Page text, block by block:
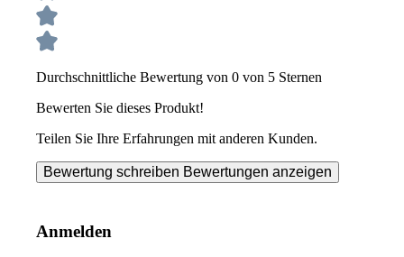
Durchschnittliche Bewertung von 0 von 5 Sternen
Bewerten Sie dieses Produkt!
Teilen Sie Ihre Erfahrungen mit anderen Kunden.
Bewertung schreiben Bewertungen anzeigen
Anmelden